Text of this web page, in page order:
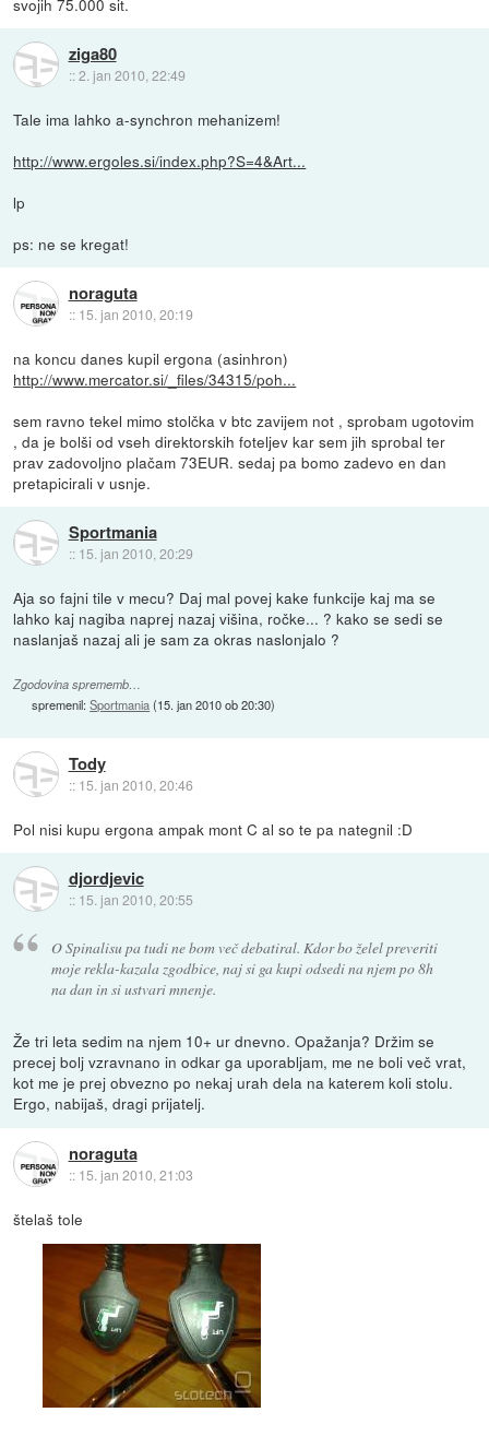
ziga80
::2. jan 2010, 22:49
Tale ima lahko a-synchron mehanizem!
http://www.ergoles.si/index.php?S=4&Art...
lp
ps: ne se kregat!
noraguta
:: 15. jan 2010, 20:19
na koncu danes kupil ergona (asinhron)
http://www.mercator.si/_files/34315/poh...
sem ravno tekel mimo stolčka v btc zavijem not , sprobam ugotovim
, da je bolši od vseh direktorskih foteljev kar sem jih sprobal ter
prav zadovoljno plačam 73EUR. sedaj pa bomo zadevo en dan
pretapicirali v usnje.
Sportmania
:: 15. jan 2010, 20:29
Aja so fajni tile v mecu? Daj mal povej kake funkcije kaj ma se
lahko kaj nagiba naprej nazaj višina, ročke... ? kako se sedi se
naslanjaš nazaj ali je sam za okras naslonjalo ?
Zgodovina sprememb…
spremenil:Sportmania(15. jan 2010 ob 20:30)
Tody
:: 15. jan 2010, 20:46
Pol nisi kupu ergona ampak mont C al so te pa nategnil :D
djordjevic
:: 15. jan 2010, 20:55
O Spinalisu pa tudi ne bom več debatiral. Kdor bo želel preveriti
moje rekla-kazala zgodbice, naj si ga kupi odsedi na njem po 8h
na dan in si ustvari mnenje.
Že tri leta sedim na njem 10+ ur dnevno. Opažanja? Držim se
precej bolj vzravnano in odkar ga uporabljam, me ne boli več vrat,
kot me je prej obvezno po nekaj urah dela na katerem koli stolu.
Ergo, nabijaš, dragi prijatelj.
noraguta
:: 15. jan 2010, 21:03
štelaš tole